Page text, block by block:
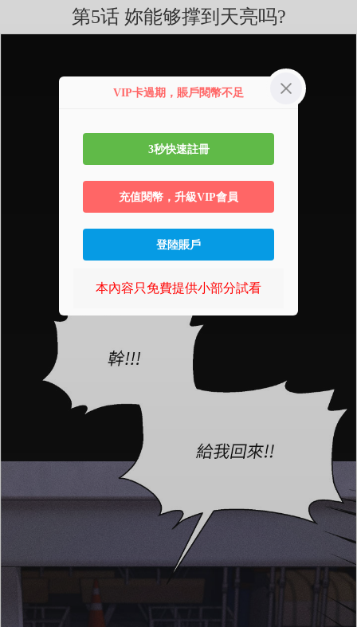
第5话 妳能够撑到天亮吗?
VIP卡過期，賬戶閱幣不足
3秒快速註冊
充值閱幣，升級VIP會員
登陸賬戶
本內容只免費提供小部分試看